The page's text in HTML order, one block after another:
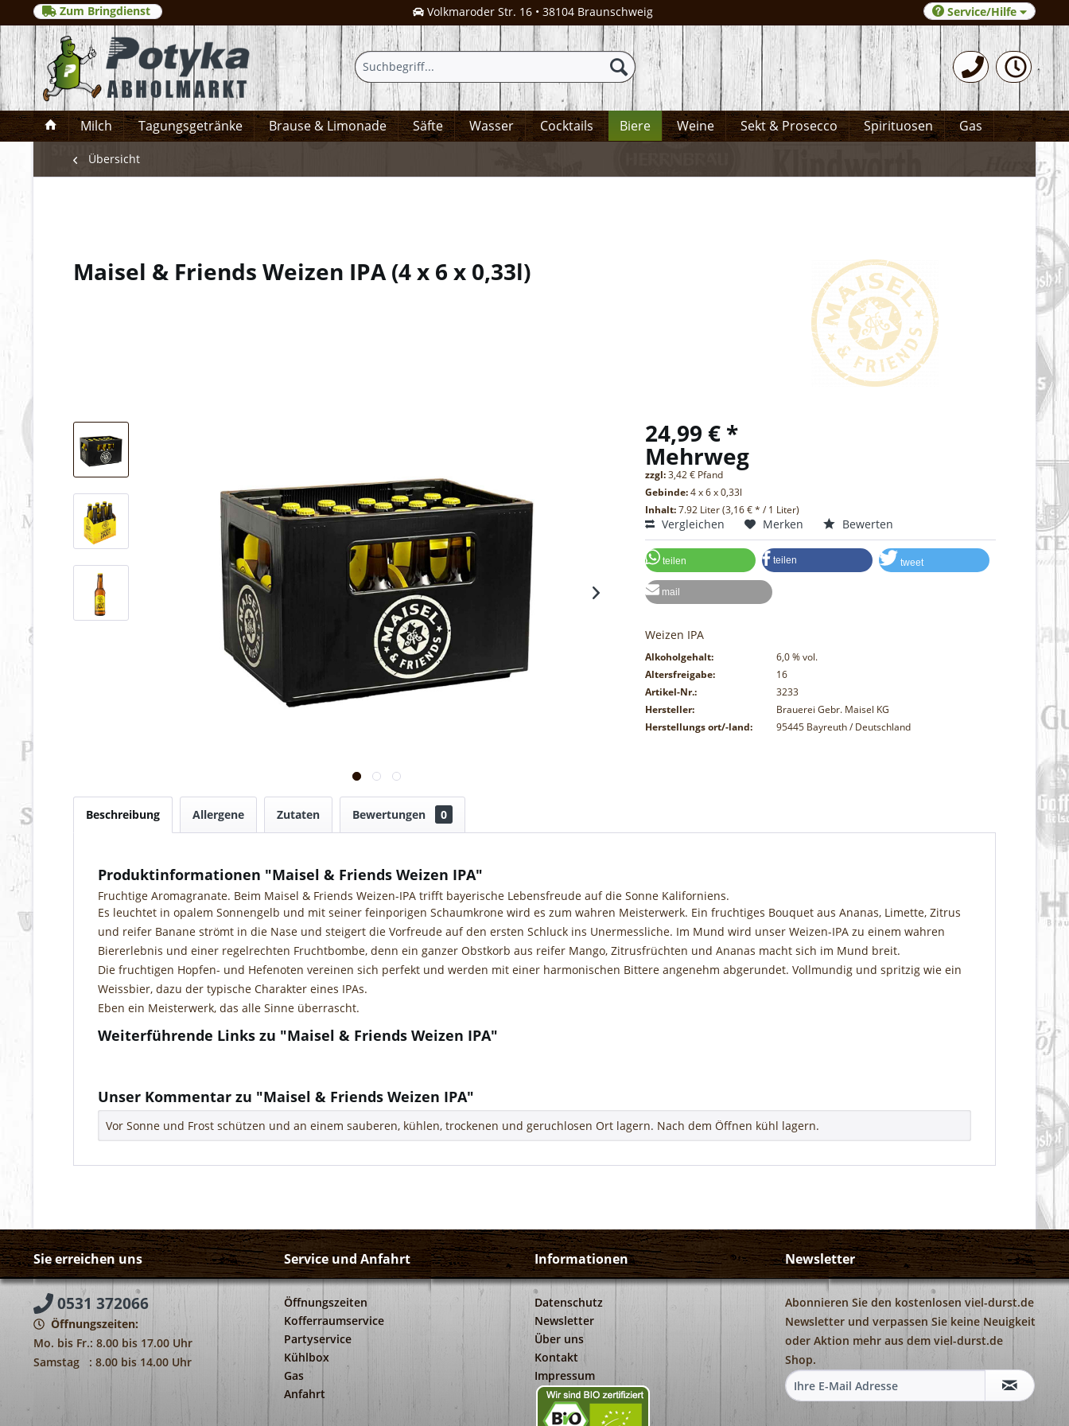
Zum Bringdienst Volkmaroder Str. 16 • 38104 Braunschweig 0531-372066
Service/Hilfe
Milch Tagungsgetränke Brause & Limonade Säfte Wasser Cocktails Biere Weine Sekt & Prosecco Spirituosen Gas
Übersicht
Maisel & Friends Weizen IPA(4 x 6 x 0,33l)
24,99 € *
Mehrweg
zzgl:3,42 € Pfand
Gebinde:4 x 6 x 0,33l
Inhalt:7.92 Liter (3,16 € * / 1 Liter)
Vergleichen Merken Bewerten
teilen teilen tweet
mail
Weizen IPA
Alkoholgehalt: 6,0% vol.
Altersfreigabe:
16
Artikel-Nr.:
3233
Hersteller:
Brauerei Gebr. Maisel KG
Herstellungs ort/-land:
95445 Bayreuth / Deutschland
Beschreibung Allergene Zutaten Bewertungen 0
Produktinformationen "Maisel & Friends Weizen IPA"
Fruchtige Aromagranate. Beim Maisel & Friends Weizen-IPA trifft bayerische Lebensfreude auf die Sonne Kaliforniens.
Es leuchtet in opalem Sonnengelb und mit seiner feinporigen Schaumkrone wird es zum wahren Meisterwerk. Ein fruchtiges Bouquet aus Ananas, Limette, Zitrus
und reifer Banane strömt in die Nase und steigert die Vorfreude auf den ersten Schluck ins Unermessliche. Im Mund wird unser Weizen-IPA zu einem wahren
Biererlebnis und einer regelrechten Fruchtbombe, denn ein ganzer Obstkorb aus reifer Mango, Zitrusfrüchten und Ananas macht sich im Mund breit.
Die fruchtigen Hopfen- und Hefenoten vereinen sich perfekt und werden mit einer harmonischen Bittere angenehm abgerundet. Vollmundig und spritzig wie ein
Weissbier, dazu der typische Charakter eines IPAs.
Eben ein Meisterwerk, das alle Sinne überrascht.
Weiterführende Links zu "Maisel & Friends Weizen IPA"
Unser Kommentar zu "Maisel & Friends Weizen IPA"
Vor Sonne und Frost schützen und an einem sauberen, kühlen, trockenen und geruchlosen Ort lagern. Nach dem Öffnen kühl lagern.
Sie erreichen uns
0531 372066
Öffnungszeiten:
Mo. bis Fr.: 8.00 bis 17.00 Uhr
Samstag : 8.00 bis 14.00 Uhr
Service und Anfahrt
Öffnungszeiten
Kofferraumservice
Partyservice
Kühlbox
Gas
Anfahrt
Informationen
Datenschutz
Newsletter
Über uns
Kontakt
Impressum
Newsletter
Abonnieren Sie den kostenlosen viel-durst.de
Newsletter und verpassen Sie keine Neuigkeit
oder Aktion mehr aus dem viel-durst.de
Shop.